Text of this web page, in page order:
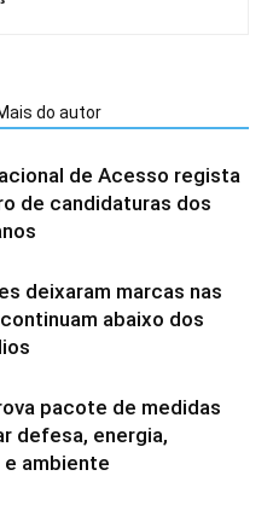
do autor
de Acesso regista
de candidaturas dos
deixaram marcas nas
abaixo dos
pacote de medidas
defesa, energia,
ambiente